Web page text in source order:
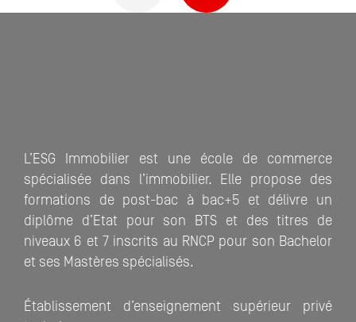
L’ESG Immobilier est une école de commerce
spécialisée dans l’immobilier. Elle propose des
formations de post-bac à bac+5 et délivre un
diplôme d’Etat pour son BTS et des titres de
niveaux 6 et 7 inscrits au RNCP pour son Bachelor
et ses Mastères spécialisés.
Établissement d’enseignement supérieur privé